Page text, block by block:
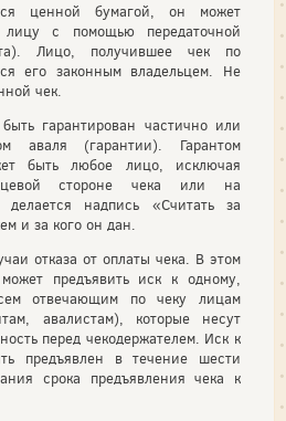
ценной бумагой, он может
лицу с помощью передаточной
Лицо, получившее чек по
его законным владельцем. Не
чек.
гарантирован частично или
аваля (гарантии). Гарантом
быть любое лицо, исключая
стороне чека или на
делается надпись «Считать за
и за кого он дан.
отказа от оплаты чека. В этом
предъявить иск к одному,
отвечающим по чеку лицам
авалистам), которые несут
перед чекодержателем. Иск к
предъявлен в течение шести
срока предъявления чека к